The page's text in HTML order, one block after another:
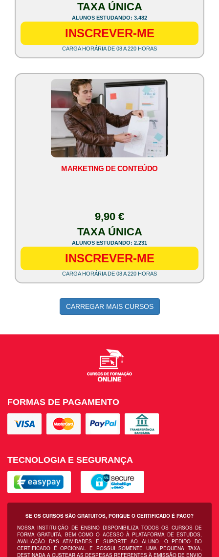
TAXA ÚNICA
ALUNOS ESTUDANDO: 3.482
INSCREVER-ME
CARGA HORÁRIA DE 08 A 220 HORAS
MARKETING DE CONTEÚDO
9,90 €
TAXA ÚNICA
ALUNOS ESTUDANDO: 2.231
INSCREVER-ME
CARGA HORÁRIA DE 08 A 220 HORAS
CARREGAR MAIS CURSOS
FORMAS DE PAGAMENTO
TECNOLOGIA E SEGURANÇA
SE OS CURSOS SÃO GRATUITOS, PORQUE O CERTIFICADO É PAGO?
NOSSA INSTITUIÇÃO DE ENSINO DISPONIBILIZA TODOS OS CURSOS DE
FORMA GRATUITA, BEM COMO O ACESSO À PLATAFORMA DE ESTUDOS,
AVALIAÇÃO DAS ATIVIDADES E SUPORTE AO ALUNO. O PEDIDO DO
CERTIFICADO É OPCIONAL E POSSUI SOMENTE UMA PEQUENA TAXA,
DESTINADA A CUSTEAR AS DESPESAS REFERENTES À EMISSÃO DE ENVIO